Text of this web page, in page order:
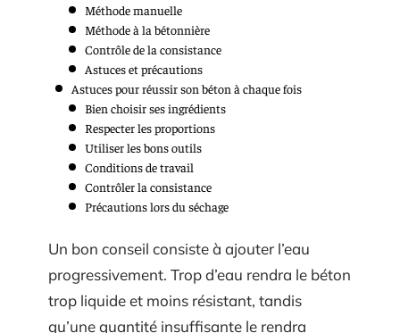
Méthode manuelle
Méthode à la bétonnière
Contrôle de la consistance
Astuces et précautions
Astuces pour réussir son béton à chaque fois
Bien choisir ses ingrédients
Respecter les proportions
Utiliser les bons outils
Conditions de travail
Contrôler la consistance
Précautions lors du séchage
Un bon conseil consiste à ajouter l’eau
progressivement. Trop d’eau rendra le béton
trop liquide et moins résistant, tandis
qu’une quantité insuffisante le rendra